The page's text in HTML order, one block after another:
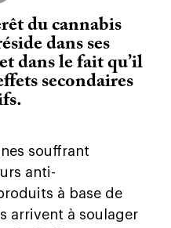
du cannabis
dans ses
dans le fait qu’il
secondaires
souffrant
anti-
à base de
arrivent à soulager